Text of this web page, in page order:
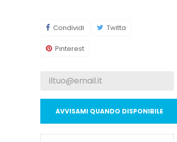
Condividi Twitta
Pinterest
AVVISAMI QUANDO DISPONIBILE